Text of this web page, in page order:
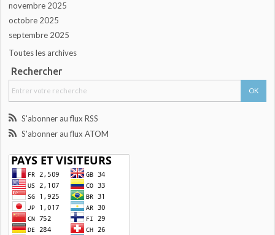
novembre 2025
octobre 2025
septembre 2025
Toutes les archives
Rechercher
S'abonner au flux RSS
S'abonner au flux ATOM